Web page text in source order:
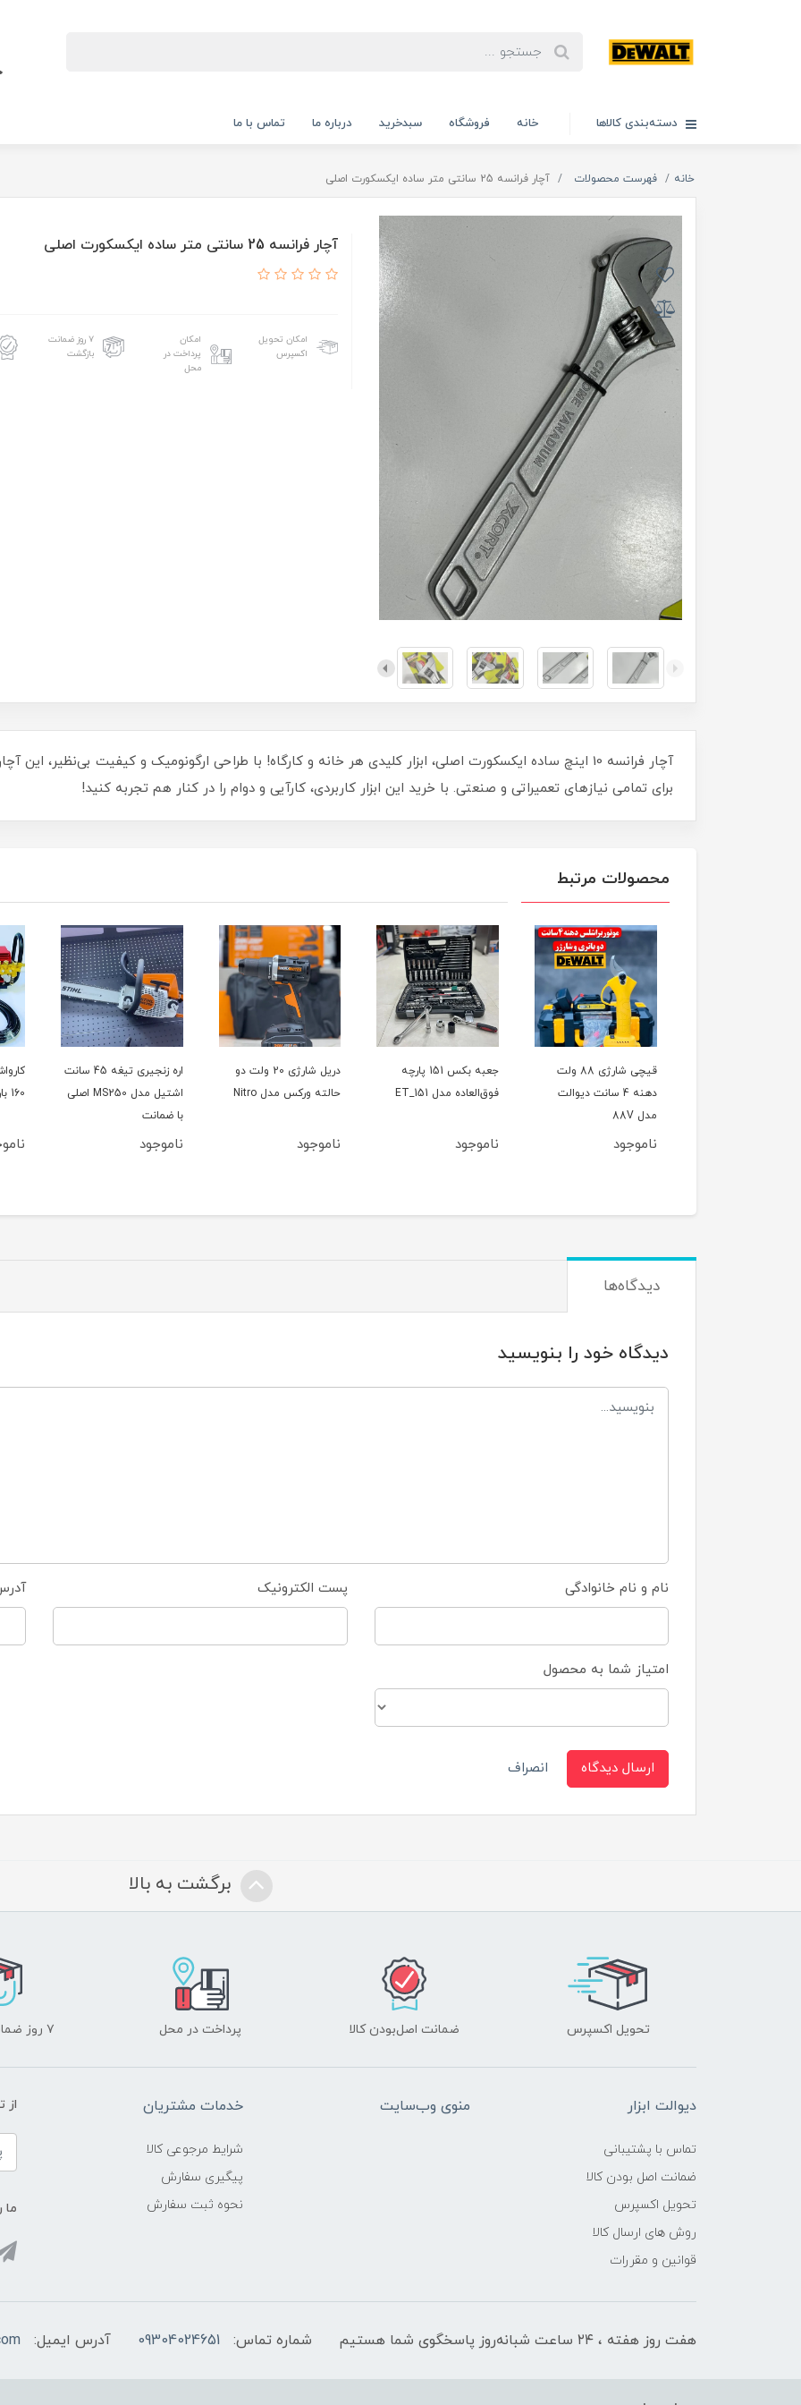
دسته‌بندی کالاها خانه فروشگاه سبدخرید درباره ما تماس با ما
خانه فهرست محصولات آچار فرانسه 25 سانتی متر ساده ایکسکورت اصلی
آچار فرانسه 25 سانتی متر ساده ایکسکورت اصلی
امکان تحویل
اکسپرس
امکان
پرداخت در
محل
۷ روز ضمانت
بازگشت
آچار فرانسه 10 اینچ ساده ایکسکورت اصلی، ابزار کلیدی هر خانه و کارگاه! با طراحی ارگونومیک و کیفیت
برای تمامی نیازهای تعمیراتی و صنعتی. با خرید این ابزار کاربردی، کارآیی و دوام را در کنار هم تجربه کنید!
محصولات مرتبط
قیچی شارژی 88 ولت
دهنه 4 سانت دیوالت
مدل 88V
ناموجود
جعبه بکس 151 پارچه
فوق‌العاده مدل ET_151
ناموجود
دریل شارژی 20 ولت دو
حالته ورکس مدل Nitro
ناموجود
اره زنجیری تیغه 45 سانت
اشتیل مدل MS250 اصلی
با ضمانت
ناموجود
160 بار سینگل مدل YL100L
دیدگاه‌ها
دیدگاه خود را بنویسید
نام و نام خانوادگی پست الکترونیک
امتیاز شما به محصول
ارسال دیدگاه انصراف
برگشت به بالا
تحویل اکسپرس ضمانت اصل‌بودن کالا پرداخت در محل ۷ روز ضمانت بازگشت
دیوالت ابزار
تماس با پشتیبانی
ضمانت اصل بودن کالا
تحویل اکسپرس
روش های ارسال کالا
قوانین و مقررات
منوی وب‌سایت خدمات مشتریان
شرایط مرجوعی کالا
پیگیری سفارش
نحوه ثبت سفارش
از
ما
هفت روز هفته ، ۲۴ ساعت شبانه‌روز پاسخگوی شما هستیم شماره تماس: 09304024651 آدرس ایمیل: